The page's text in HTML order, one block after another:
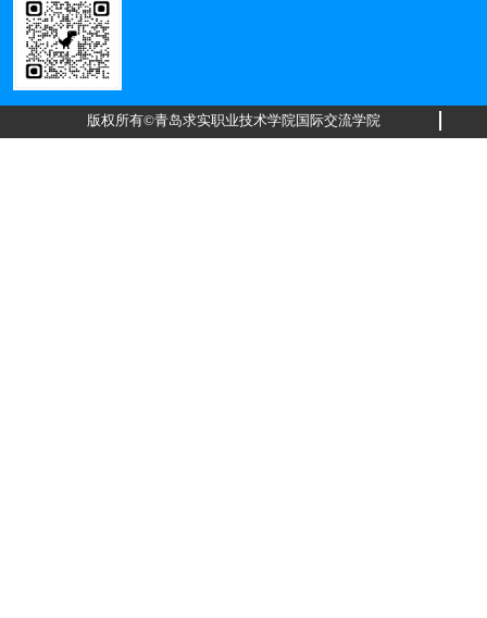
版权所有©青岛求实职业技术学院国际交流学院